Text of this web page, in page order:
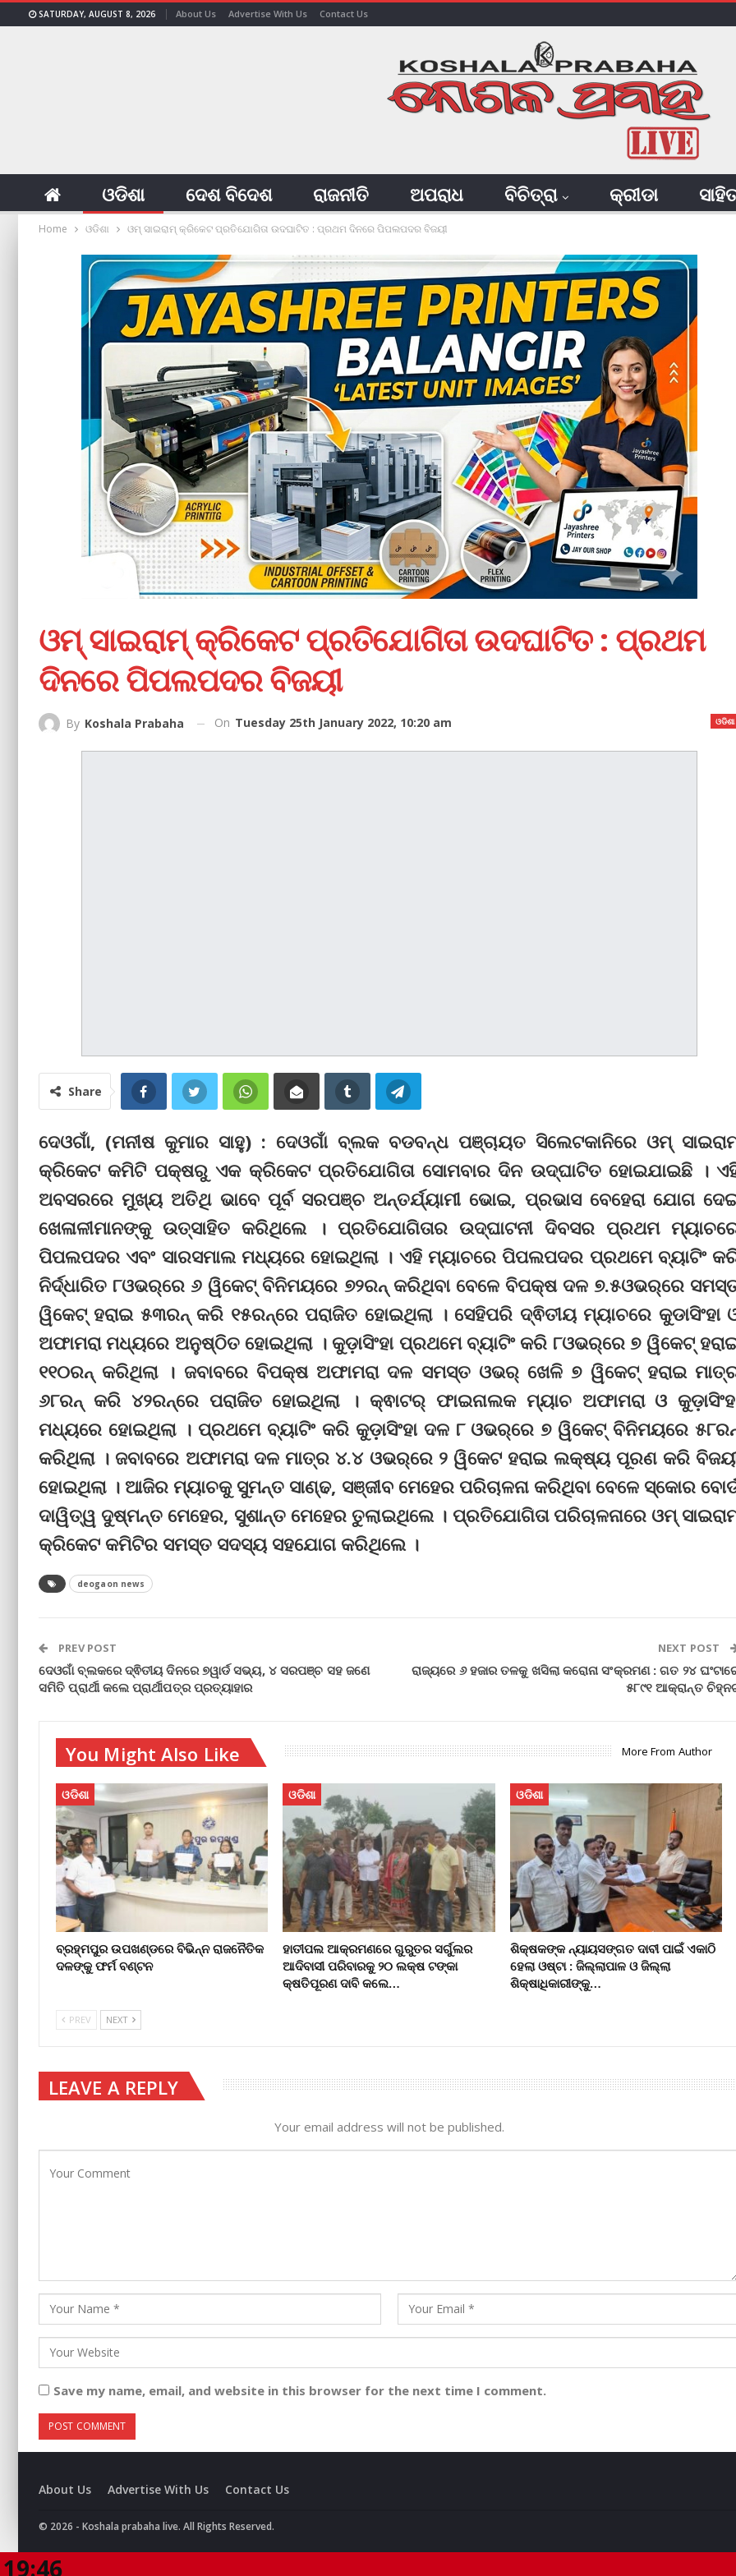
SATURDAY, AUGUST 8, 2026 About Us Advertise With Us Contact Us
ଓଡିଶା ଦେଶ ବିଦେଶ ରାଜନୀତି ଅପରାଧ ବିଚିତ୍ରା କ୍ରୀଡା
Home ଓଡିଶା ଓମ୍ ସାଇରାମ୍ କ୍ରିକେଟ ପ୍ରତିଯୋଗିତା ଉଦଘାଟିତ : ପ୍ରଥମ ଦିନରେ ପିପଲପଦର ବିଜୟୀ
ଓମ୍ ସାଇରାମ୍ କ୍ରିକେଟ ପ୍ରତିଯୋଗିତା ଉଦଘାଟିତ : ପ୍ରଥମ
ଦିନରେ ପିପଲପଦର ବିଜୟୀ
ଓଡିଶା
By Koshala Prabaha On Tuesday 25th January 2022, 10:20 am
Share
ଦେଓଗାଁ, (ମନୀଷ କୁମାର ସାହୁ) : ଦେଓଗାଁ ବ୍ଲକ ବଡବନ୍ଧ ପଞ୍ଚାୟତ ସିଲେଟକାନିରେ ଓମ୍
କ୍ରିକେଟ କମିଟି ପକ୍ଷରୁ ଏକ କ୍ରିକେଟ ପ୍ରତିଯୋଗିତା ସୋମବାର ଦିନ ଉଦ୍‌ଘାଟିତ ହୋଇଯାଇଛି ।
ଅବସରରେ ମୁଖ୍ୟ ଅତିଥି ଭାବେ ପୂର୍ବ ସରପଞ୍ଚ ଅନ୍ତର୍ଯ୍ୟାମୀ ଭୋଇ, ପ୍ରଭାସ ବେହେରା ଯୋଗ
ଖେଳାଳୀମାନଙ୍କୁ ଉତ୍ସାହିତ କରିଥିଲେ । ପ୍ରତିଯୋଗିତାର ଉଦ୍‌ଘାଟନୀ ଦିବସର ପ୍ରଥମ
ପିପଲପଦର ଏବଂ ସାରସମାଲ ମଧ୍ୟରେ ହୋଇଥିଲା । ଏହି ମ୍ୟାଚରେ ପିପଲପଦର ପ୍ରଥମେ ବ୍ୟାଟିଂ
ନିର୍ଦ୍ଧାରିତ ୮ଓଭର୍‌ରେ ୬ ୱିକେଟ୍‌ ବିନିମୟରେ ୭୨ରନ୍‌ କରିଥିବା ବେଳେ ବିପକ୍ଷ ଦଳ ୭.୫ଓଭର୍‌ରେ
ୱିକେଟ୍‌ ହରାଇ ୫୩ରନ୍‌ କରି ୧୫ରନ୍‌ରେ ପରାଜିତ ହୋଇଥିଲା । ସେହିପରି ଦ୍ଵିତୀୟ ମ୍ୟାଚରେ କୁଡାସିଂହା
ଅଫାମରା ମଧ୍ୟରେ ଅନୁଷ୍ଠିତ ହୋଇଥିଲା । କୁଡ଼ାସିଂହା ପ୍ରଥମେ ବ୍ୟାଟିଂ କରି ୮ଓଭର୍‌ରେ ୭ ୱିକେଟ୍‌
୧୧୦ରନ୍‌ କରିଥିଲା । ଜବାବରେ ବିପକ୍ଷ ଅଫାମରା ଦଳ ସମସ୍ତ ଓଭର୍‌ ଖେଳି ୭ ୱିକେଟ୍‌ ହରାଇ
୬୮ରନ୍‌ କରି ୪୨ରନ୍‌ରେ ପରାଜିତ ହୋଇଥିଲା । କ୍ଵାଟର୍‌ ଫାଇନାଲକ ମ୍ୟାଚ ଅଫାମରା ଓ
ମଧ୍ୟରେ ହୋଇଥିଲା । ପ୍ରଥମେ ବ୍ୟାଟିଂ କରି କୁଡ଼ାସିଂହା ଦଳ ୮ ଓଭର୍‌ରେ ୭ ୱିକେଟ୍‌ ବିନିମୟରେ
କରିଥିଲା । ଜବାବରେ ଅଫାମରା ଦଳ ମାତ୍ର ୪.୪ ଓଭର୍‌ରେ ୨ ୱିକେଟ ହରାଇ ଲକ୍ଷ୍ୟ ପୂରଣ କରି
ହୋଇଥିଲା । ଆଜିର ମ୍ୟାଚକୁ ସୁମନ୍ତ ସାଣ୍ଢ, ସଞ୍ଜୀବ ମେହେର ପରିଚାଳନା କରିଥିବା ବେଳେ ସ୍କୋର
ଦାୱିତ୍ୱ ଦୁଷ୍ମନ୍ତ ମେହେର, ସୁଶାନ୍ତ ମେହେର ତୁଲାଇଥିଲେ । ପ୍ରତିଯୋଗିତା ପରିଚାଳନାରେ ଓମ୍
କ୍ରିକେଟ କମିଟିର ସମସ୍ତ ସଦସ୍ୟ ସହଯୋଗ କରିଥିଲେ ।
deogaon news
PREV POST
ଦେଓଗାଁ ବ୍ଲକରେ ଦ୍ଵିତୀୟ ଦିନରେ ୭ୱାର୍ଡ ସଭ୍ୟ, ୪ ସରପଞ୍ଚ ସହ ଜଣେ
ସମିତି ପ୍ରାର୍ଥୀ କଲେ ପ୍ରାର୍ଥୀପତ୍ର ପ୍ରତ୍ୟାହାର
NEXT POST
ରାଜ୍ୟରେ ୬ ହଜାର ତଳକୁ ଖସିଲା କରୋନା ସଂକ୍ରମଣ : ଗତ ୨୪
୫୮୯୧ ଆକ୍ରାନ୍ତ
You Might Also Like More From Author
ଓଡିଶା
ବ୍ରହ୍ମପୁର ଉପଖଣ୍ଡରେ ବିଭିନ୍ନ ରାଜନୈତିକ
ଦଳଙ୍କୁ ଫର୍ମ ବଣ୍ଟନ
ଓଡିଶା
ହାତୀପଲ ଆକ୍ରମଣରେ ଗୁରୁତର ସର୍ଗୁଲର
ଆଦିବାସୀ ପରିବାରକୁ ୨୦ ଲକ୍ଷ ଟଙ୍କା
କ୍ଷତିପୂରଣ ଦାବି କଲେ…
ଓଡିଶା
ଶିକ୍ଷକଙ୍କ ନ୍ୟାୟସଙ୍ଗତ ଦାବୀ ପାଇଁ ଏକାଠି
ହେଲା ଓଷ୍ଟା : ଜିଲ୍ଲାପାଳ ଓ ଜିଲ୍ଲା
ଶିକ୍ଷାଧିକାରୀଙ୍କୁ…
PREV NEXT
LEAVE A REPLY
Your email address will not be published.
Save my name, email, and website in this browser for the next time I comment.
About Us Advertise With Us Contact Us
© 2026 - Koshala prabaha live. All Rights Reserved.
19:46